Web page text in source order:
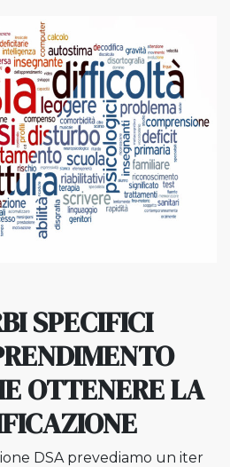
SPECIFICI
OTTENERE LA
DSA prevediamo un iter